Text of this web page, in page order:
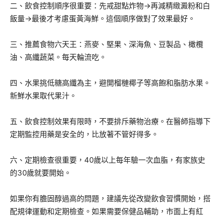
二、飲食控制順序很重要：先戒甜點炸物→再減精緻澱粉和白
飯量→最後才考慮蛋黃海鮮。這個順序做對了效果最好。
三、推薦食物六天王：燕麥、堅果、深海魚、豆製品、橄欖
油、高纖蔬菜。每天輪流吃。
四、水果挑低糖高纖為主，避開榴槤椰子等高飽和脂肪水果。
新鮮水果取代果汁。
五、飲食控制效果有限時，不要排斥藥物治療。在醫師指導下
定期監控用藥是安全的，比放著不管好得多。
六、定期檢查很重要，40歲以上每年驗一次血脂，有家族史
的30歲就要開始。
如果你有膽固醇過高的問題，建議先從改變飲食習慣開始，搭
配規律運動和定期檢查。如果需要保健品輔助，市面上有紅